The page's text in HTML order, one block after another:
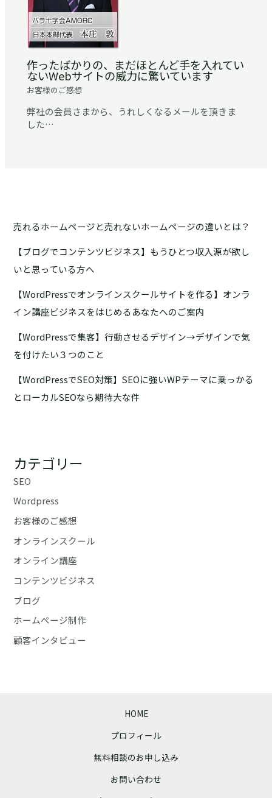
作ったばかりの、まだほとんど手を入れてい
ないWebサイトの威力に驚いています
お客様のご感想
弊社の会員さまから、うれしくなるメールを頂きま
した…
売れるホームページと売れないホームページの違いとは？
【ブログでコンテンツビジネス】もうひとつ収入源が欲し
いと思っている方へ
【WordPressでオンラインスクールサイトを作る】オンラ
イン講座ビジネスをはじめるあなたへのご案内
【WordPressで集客】行動させるデザイン→デザインで気
を付けたい３つのこと
【WordPressでSEO対策】SEOに強いWPテーマに乗っかる
とローカルSEOなら期待大な件
カテゴリー
SEO
Wordpress
お客様のご感想
オンラインスクール
オンライン講座
コンテンツビジネス
ブログ
ホームページ制作
顧客インタビュー
HOME
プロフィール
無料相談のお申し込み
お問い合わせ